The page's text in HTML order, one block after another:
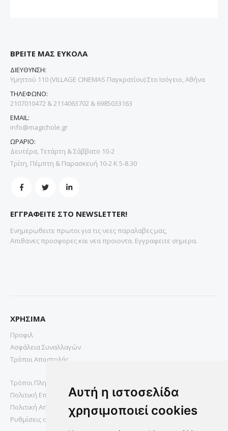
Αυτή η ιστοσελίδα
χρησιμοποιεί cookies
ΒΡΕΙΤΕ ΜΑΣ ΕΥΚΟΛΑ
ΔΙΕΥΘΥΝΣΗ:
Υμηττού 110 (VILLAGE CINEMAS Παγκρατίου) Στο Ισόγειο, Αθήνα
ΤΗΛΕΦΩΝΟ:
2107010472 & 2114063702 & 6985033163
EMAIL:
info@magichole.gr
ΩΡΑΡΙΟ:
Δευτέρα, Τετάρτη & Σάββατο 10-2
Τρίτη, Πέμπτη & Παρασκευή 10-2 Κ 5-8.30
ΕΓΓΡΑΦΕΙΤΕ ΣΤΟ NEWSLETTER!
Ενημερωθειτε πρωτοι για τις νεες παραλαβες μας,
Απιθανες προσφορες και νεα προιοντα. Εγγραφειτε σημερα.
ΧΡΗΣΙΜΑ
Προφιλ
Ασφάλεια Συναλλαγών
Τρόποι Αποστολής
Τρόποι Πληρωμής
Πολιτική Επιστροφών
Πολιτική Απορρήτου
Ρυθμίσεις cookies